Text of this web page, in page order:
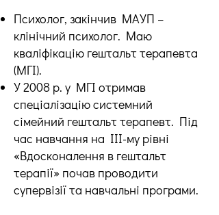
Психолог, закінчив МАУП –
клінічний психолог. Маю
кваліфікацію гештальт терапевта
(МГІ).
У 2008 р. у МГІ отримав
спеціалізацію системний
сімейний гештальт терапевт. Під
час навчання на ІІІ-му рівні
«Вдосконалення в гештальт
терапії» почав проводити
супервізії та навчальні програми.